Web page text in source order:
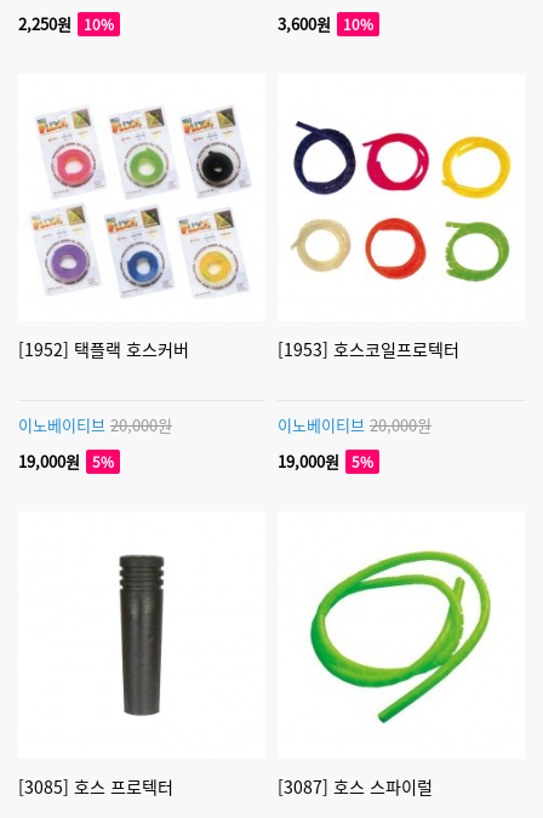
2,250원
10%
3,600원
10%
[1952] 택플랙 호스커버
이노베이티브 20,000원
19,000원
5%
[1953] 호스코일프로텍터
이노베이티브 20,000원
19,000원
5%
[3085] 호스 프로텍터 [3087] 호스 스파이럴